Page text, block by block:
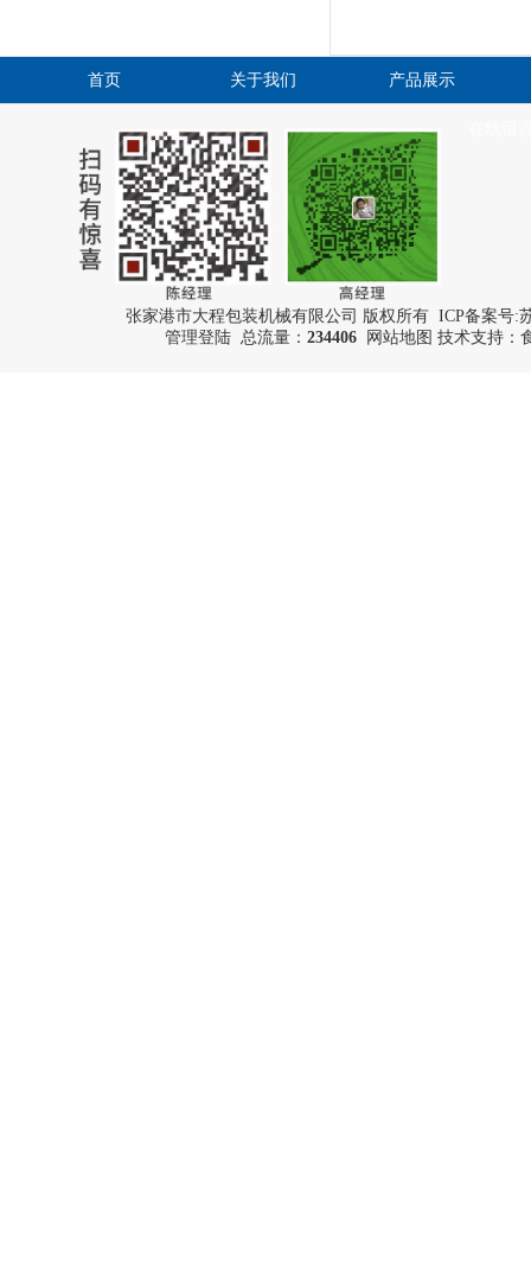
首页 关于我们 产品展示
张家港市大程包装机械有限公司 版权所有 ICP备案号:
管理登陆总流量： 234406 网站地图 技术支持：